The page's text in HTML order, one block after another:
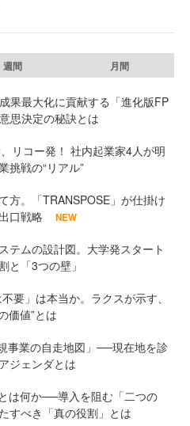
週間 月間
果最大化に貢献する「進化版FP
思決定の秘訣とは
リコー発！ 社内起業家4人が明
挑戦の“リアル”
方。「TRANSPOSE」が仕掛け
口戦略
NEW
テムの設計図。大学発スタート
と「3つの壁」
要」は本当か。ラクスが示す、
価値”とは
事業の自走地図」──現在地を診
ジェンダとは
は何か──導入を阻む「二つの
すべき「真の役割」とは